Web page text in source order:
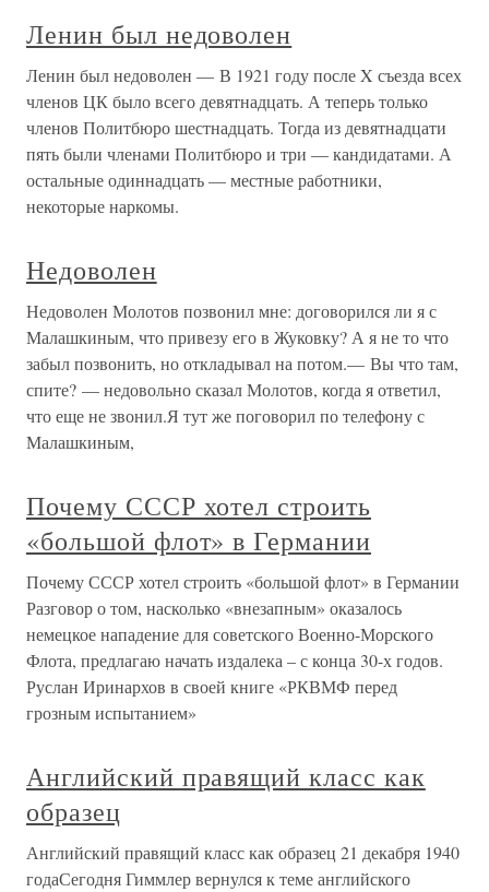
Ленин был недоволен
Ленин был недоволен — В 1921 году после X съезда всех
членов ЦК было всего девятнадцать. А теперь только
членов Политбюро шестнадцать. Тогда из девятнадцати
пять были членами Политбюро и три — кандидатами. А
остальные одиннадцать — местные работники,
некоторые наркомы.
Недоволен
Недоволен Молотов позвонил мне: договорился ли я с
Малашкиным, что привезу его в Жуковку? А я не то что
забыл позвонить, но откладывал на потом.— Вы что там,
спите? — недовольно сказал Молотов, когда я ответил,
что еще не звонил.Я тут же поговорил по телефону с
Малашкиным,
Почему СССР хотел строить
«большой флот» в Германии
Почему СССР хотел строить «большой флот» в Германии
Разговор о том, насколько «внезапным» оказалось
немецкое нападение для советского Военно-Морского
Флота, предлагаю начать издалека – с конца 30-х годов.
Руслан Иринархов в своей книге «РКВМФ перед
грозным испытанием»
Английский правящий класс как
образец
Английский правящий класс как образец 21 декабря 1940
годаСегодня Гиммлер вернулся к теме английского